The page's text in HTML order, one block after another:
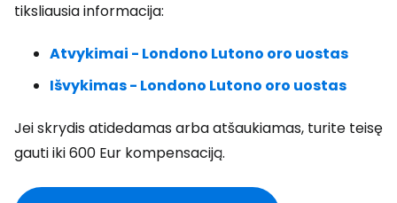
tiksliausia informacija:
Atvykimai - Londono Lutono oro uostas
Išvykimas - Londono Lutono oro uostas
Jei skrydis atidedamas arba atšaukiamas, turite teisę
gauti iki 600 Eur kompensaciją.